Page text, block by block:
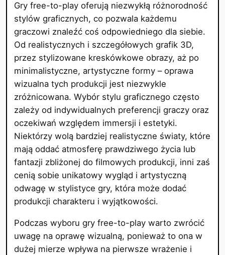
Gry free-to-play oferują niezwykłą różnorodność
stylów graficznych, co pozwala każdemu
graczowi znaleźć coś odpowiedniego dla siebie.
Od realistycznych i szczegółowych grafik 3D,
przez stylizowane kreskówkowe obrazy, aż po
minimalistyczne, artystyczne formy – oprawa
wizualna tych produkcji jest niezwykle
zróżnicowana. Wybór stylu graficznego często
zależy od indywidualnych preferencji graczy oraz
oczekiwań względem immersji i estetyki.
Niektórzy wolą bardziej realistyczne światy, które
mają oddać atmosferę prawdziwego życia lub
fantazji zbliżonej do filmowych produkcji, inni zaś
cenią sobie unikatowy wygląd i artystyczną
odwagę w stylistyce gry, która może dodać
produkcji charakteru i wyjątkowości.
Podczas wyboru gry free-to-play warto zwrócić
uwagę na oprawę wizualną, ponieważ to ona w
dużej mierze wpływa na pierwsze wrażenie i